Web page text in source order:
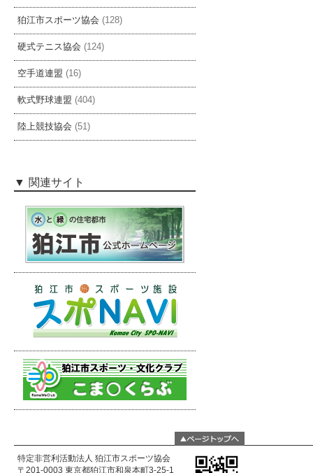
狛江市スポーツ協会 (128)
硬式テニス協会 (124)
空手道連盟 (16)
軟式野球連盟 (404)
陸上競技協会 (51)
関連サイト
特定非営利活動法人 狛江市スポーツ協会
〒201-0003 東京都狛江市和泉本町3-25-1